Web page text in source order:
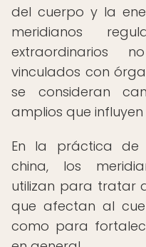
del cuerpo y la
meridianos
extraordinarios
vinculados con
se consideran
amplios que
En la práctica de
china, los
utilizan para tratar
que afectan al
como para